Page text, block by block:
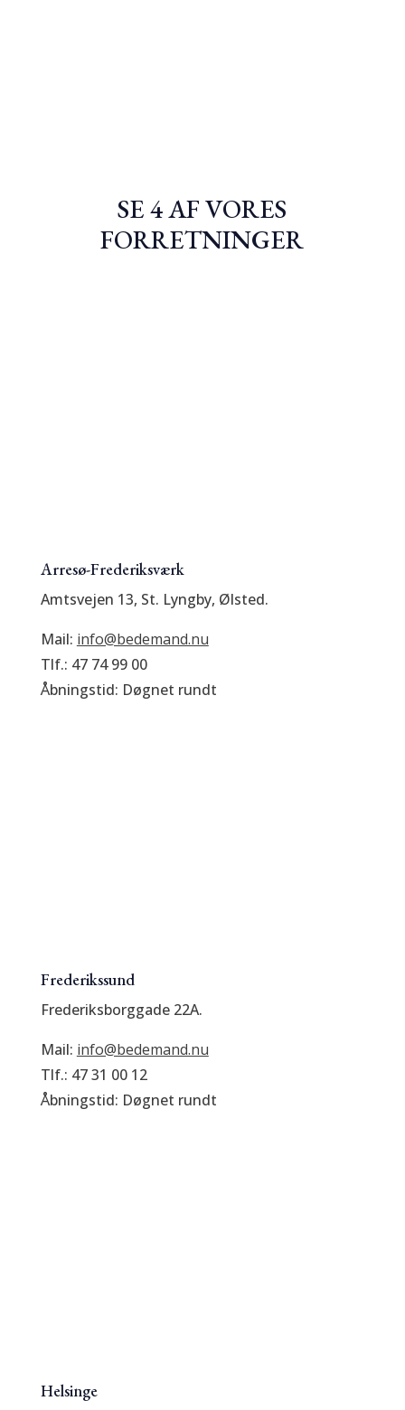
SE 4 AF VORES
FORRETNINGER
Arresø-Frederiksværk
Amtsvejen 13, St. Lyngby, Ølsted.
Mail: info@bedemand.nu
Tlf.: 47 74 99 00
Åbningstid: Døgnet rundt
Frederikssund
Frederiksborggade 22A.
Mail: info@bedemand.nu
Tlf.: 47 31 00 12
Åbningstid: Døgnet rundt
Helsinge